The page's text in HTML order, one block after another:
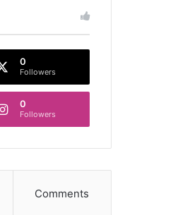
0
Followers
0
Followers
Comments